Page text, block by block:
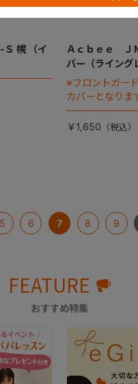
幌 （イ
Ａｃｂｅｅ Ｊ
バー（ライング
※フロントガー
カバーとなりま
￥1,650
5 6 7 8 9
FEATURE
おすすめ特集